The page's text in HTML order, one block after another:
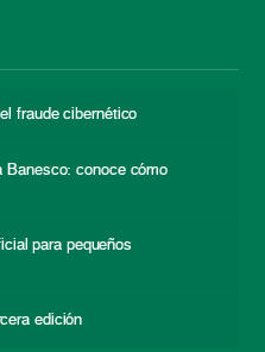
fraude cibernético
Banesco: conoce cómo
para pequeños
edición